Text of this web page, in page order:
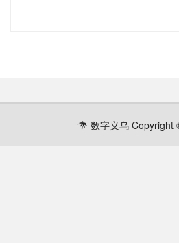
数字义乌